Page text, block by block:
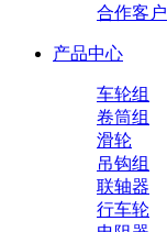
合作客户
产品中心
车轮组
卷筒组
滑轮
吊钩组
联轴器
行车轮